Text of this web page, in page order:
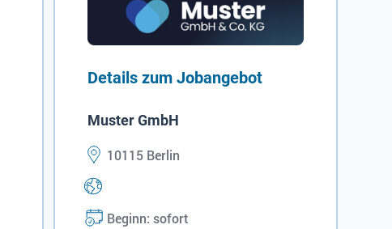
Details zum Jobangebot
Muster GmbH
10115 Berlin
Beginn: sofort